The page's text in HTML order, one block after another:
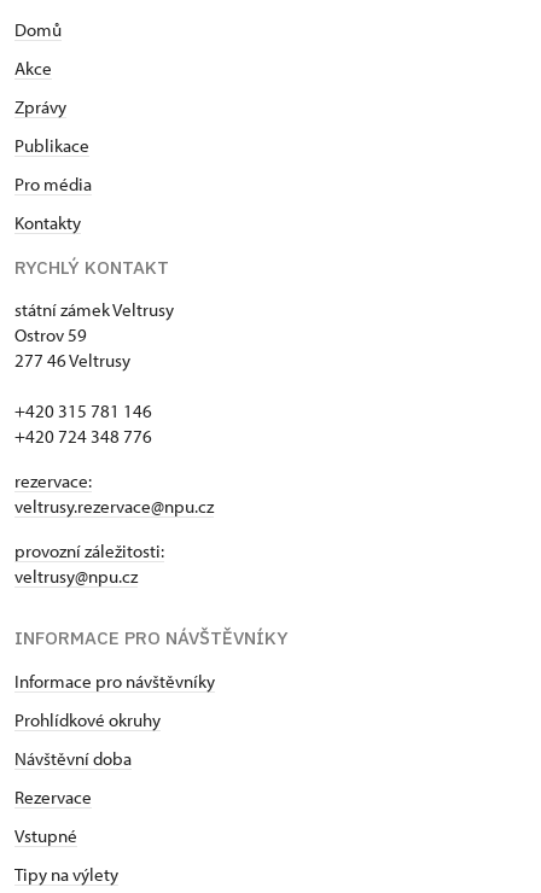
Domů
Akce
Zprávy
Publikace
Pro média
Kontakty
RYCHLÝ KONTAKT
státní zámek Veltrusy
Ostrov 59
277 46 Veltrusy
+420 315 781 146
+420 724 348 776
rezervace:
veltrusy.rezervace@npu.cz
provozní záležitosti:
veltrusy@npu.cz
INFORMACE PRO NÁVŠTĚVNÍKY
Informace pro návštěvníky
Prohlídkové okruhy
Návštěvní doba
Rezervace
Vstupné
Tipy na výlety